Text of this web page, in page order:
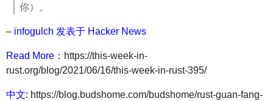
你）。
– infogulch 发表于 Hacker News
Read More ：https://this-week-in-
rust.org/blog/2021/06/16/this-week-in-rust-395/
中文: https://blog.budshome.com/budshome/rust-guan-fang-